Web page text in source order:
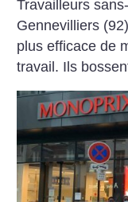
Travailleurs
Gennevilliers
plus efficace de
travail. Ils